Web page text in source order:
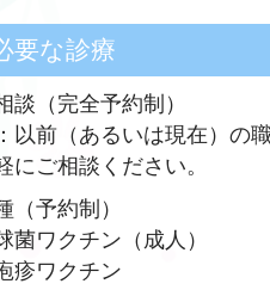
要な診療
談（完全予約制）
以前（あるいは現在）の
にご相談ください。
（予約制）
菌ワクチン（成人）
疹ワクチン